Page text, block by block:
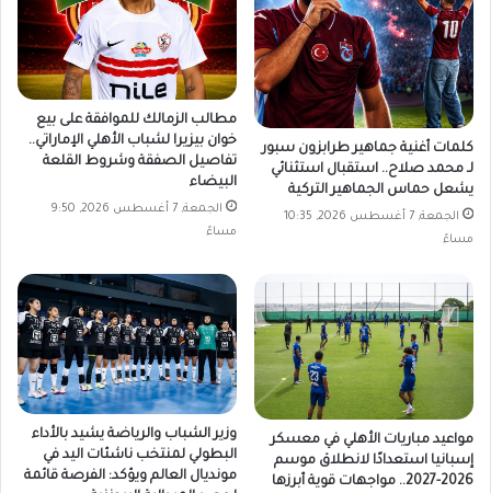
كلمات أغنية جماهير طرابزون سبور
لـ محمد صلاح.. استقبال استثنائي
يشعل حماس الجماهير التركية
الجمعة, 7 أغسطس 2026, 10:35
مساءً
مطالب الزمالك للموافقة على بيع
خوان بيزيرا لشباب الأهلي الإماراتي..
تفاصيل الصفقة وشروط القلعة
البيضاء
الجمعة, 7 أغسطس 2026, 9:50
مساءً
مواعيد مباريات الأهلي في معسكر
إسبانيا استعدادًا لانطلاق موسم
2026-2027.. مواجهات قوية أبرزها
وزير الشباب والرياضة يشيد بالأداء
البطولي لمنتخب ناشئات اليد في
مونديال العالم ويؤكد: الفرصة قائمة